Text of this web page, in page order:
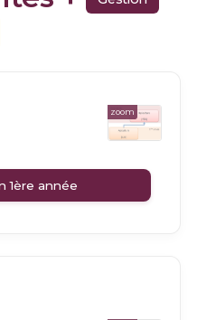
zoom
1ère année